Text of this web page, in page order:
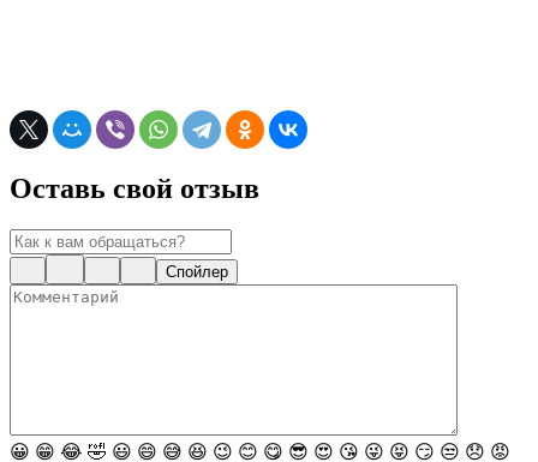
Оставь свой отзыв
Спойлер
😀 😁 😂 🤣 😃 😄 😅 😆 😉 😊 😋 😎 😍 😘 😜 😝 😏 😒 😞 😡